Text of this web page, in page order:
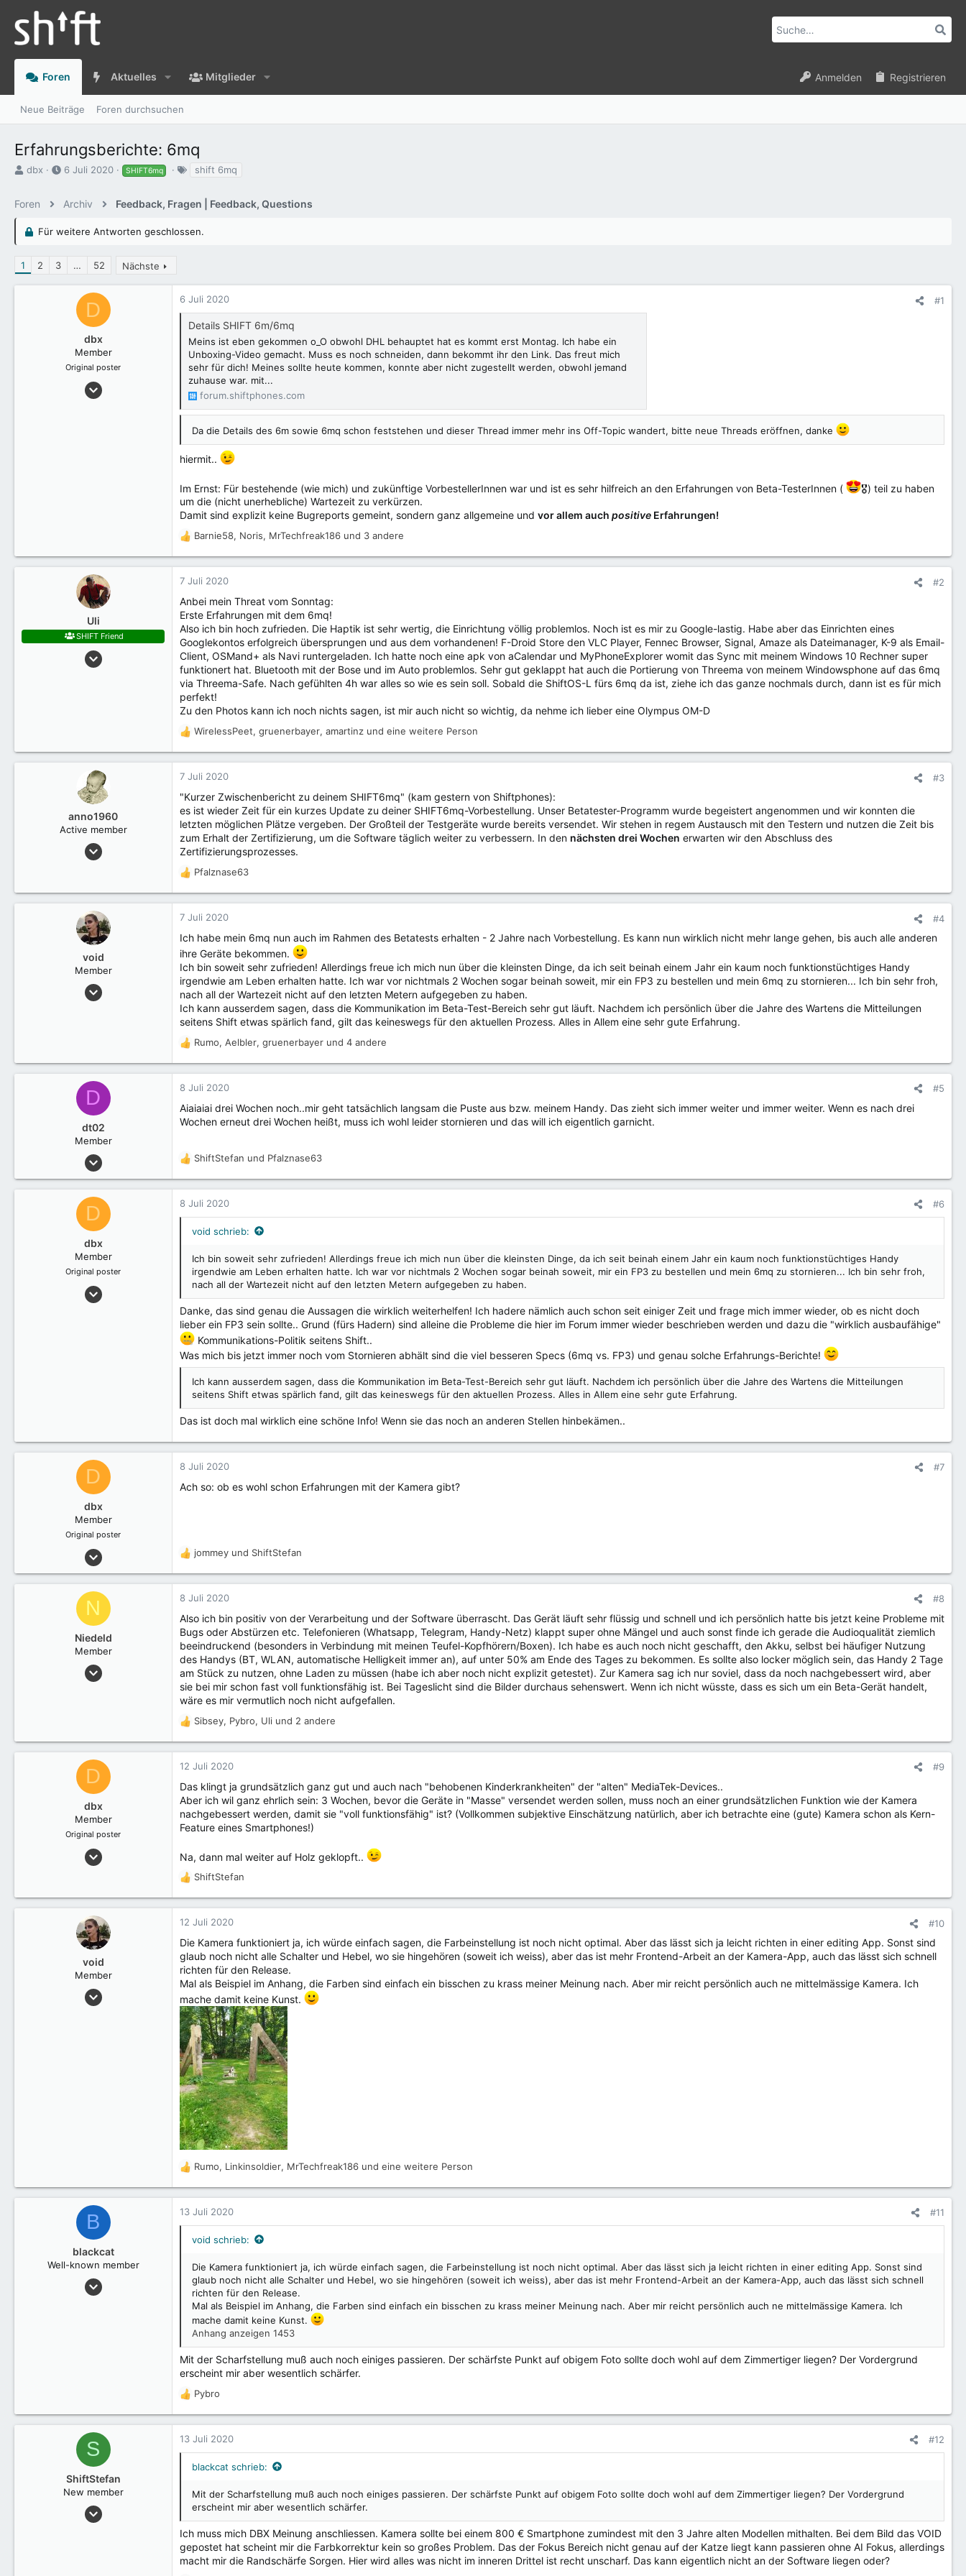
Foren Aktuelles Mitglieder Anmelden Registrieren
Neue Beiträge Foren durchsuchen
Erfahrungsberichte: 6mq
E
t
l
r
dbx
E
t
l
m
6 Juli 2020 SHIFT6mq
l
g
t
e
shift 6mq
Foren Archiv Feedback, Fragen | Feedback, Questions
Für weitere Antworten geschlossen.
1 2 3 … 52 Nächste
D
dbx
Member
Original poster
6 Juli 2020 #1
Details SHIFT 6m/6mq
Meins ist eben gekommen o_O obwohl DHL behauptet hat es kommt erst Montag. Ich habe ein
Unboxing-Video gemacht. Muss es noch schneiden, dann bekommt ihr den Link. Das freut mich
sehr für dich! Meines sollte heute kommen, konnte aber nicht zugestellt werden, obwohl jemand
zuhause war. mit...
forum.shiftphones.com
Da die Details des 6m sowie 6mq schon feststehen und dieser Thread immer mehr ins Off-Topic wandert, bitte neue Threads eröffnen, danke
hiermit..
Im Ernst: Für bestehende (wie mich) und zukünftige VorbestellerInnen war und ist es sehr hilfreich an den Erfahrungen von Beta-TesterInnen (
🎖) teil zu haben
um die (nicht unerhebliche) Wartezeit zu verkürzen.
Damit sind explizit keine Bugreports gemeint, sondern ganz allgemeine und vor allem auch positive Erfahrungen!
R
e
a
k
i
o
n
e
n
:
Barnie58, Noris, MrTechfreak186 und 3 andere
Uli
SHIFT Friend
23 August 2018
7 Juli 2020 #2
Anbei mein Threat vom Sonntag:
Erste Erfahrungen mit dem 6mq!
Also ich bin hoch zufrieden. Die Haptik ist sehr wertig, die Einrichtung völlig problemlos. Noch ist es mir zu Google-lastig. Habe aber das Einrichten eines
Googlekontos erfolgreich übersprungen und aus dem vorhandenen! F-Droid Store den VLC Player, Fennec Browser, Signal, Amaze als Dateimanager, K-9 als Email-
Client, OSMand+ als Navi runtergeladen. Ich hatte noch eine apk von aCalendar und MyPhoneExplorer womit das Sync mit meinem Windows 10 Rechner super
funktionert hat. Bluetooth mit der Bose und im Auto problemlos. Sehr gut geklappt hat auch die Portierung von Threema von meinem Windowsphone auf das 6mq
via Threema-Safe. Nach gefühlten 4h war alles so wie es sein soll. Sobald die ShiftOS-L fürs 6mq da ist, ziehe ich das ganze nochmals durch, dann ist es für mich
perfekt!
Zu den Photos kann ich noch nichts sagen, ist mir auch nicht so wichtig, da nehme ich lieber eine Olympus OM-D
R
e
a
k
o
n
e
n
WirelessPeet, gruenerbayer, amartinz und eine weitere Person
anno1960
Active member
7 Juli 2020 #3
"Kurzer Zwischenbericht zu deinem SHIFT6mq" (kam gestern von Shiftphones):
es ist wieder Zeit für ein kurzes Update zu deiner SHIFT6mq-Vorbestellung. Unser Betatester-Programm wurde begeistert angenommen und wir konnten die
letzten möglichen Plätze vergeben. Der Großteil der Testgeräte wurde bereits versendet. Wir stehen in regem Austausch mit den Testern und nutzen die Zeit bis
zum Erhalt der Zertifizierung, um die Software täglich weiter zu verbessern. In den nächsten drei Wochen erwarten wir den Abschluss des
Zertifizierungsprozesses.
R
e
a
k
i
o
n
e
n
:
Pfalznase63
void
Member
7 Juli 2020 #4
Ich habe mein 6mq nun auch im Rahmen des Betatests erhalten - 2 Jahre nach Vorbestellung. Es kann nun wirklich nicht mehr lange gehen, bis auch alle anderen
ihre Geräte bekommen.
Ich bin soweit sehr zufrieden! Allerdings freue ich mich nun über die kleinsten Dinge, da ich seit beinah einem Jahr ein kaum noch funktionstüchtiges Handy
irgendwie am Leben erhalten hatte. Ich war vor nichtmals 2 Wochen sogar beinah soweit, mir ein FP3 zu bestellen und mein 6mq zu stornieren... Ich bin sehr froh,
nach all der Wartezeit nicht auf den letzten Metern aufgegeben zu haben.
Ich kann ausserdem sagen, dass die Kommunikation im Beta-Test-Bereich sehr gut läuft. Nachdem ich persönlich über die Jahre des Wartens die Mitteilungen
seitens Shift etwas spärlich fand, gilt das keineswegs für den aktuellen Prozess. Alles in Allem eine sehr gute Erfahrung.
R
a
k
i
o
n
:
Rumo, Aelbler, gruenerbayer und 4 andere
D
dt02
Member
8 Juli 2020 #5
Aiaiaiai drei Wochen noch..mir geht tatsächlich langsam die Puste aus bzw. meinem Handy. Das zieht sich immer weiter und immer weiter. Wenn es nach drei
Wochen erneut drei Wochen heißt, muss ich wohl leider stornieren und das will ich eigentlich garnicht.
R
a
k
t
ShiftStefan und Pfalznase63
D
dbx
Member
Original poster
8 Juli 2020 #6
void schrieb:
Ich bin soweit sehr zufrieden! Allerdings freue ich mich nun über die kleinsten Dinge, da ich seit beinah einem Jahr ein kaum noch funktionstüchtiges Handy
irgendwie am Leben erhalten hatte. Ich war vor nichtmals 2 Wochen sogar beinah soweit, mir ein FP3 zu bestellen und mein 6mq zu stornieren... Ich bin sehr froh,
nach all der Wartezeit nicht auf den letzten Metern aufgegeben zu haben.
Danke, das sind genau die Aussagen die wirklich weiterhelfen! Ich hadere nämlich auch schon seit einiger Zeit und frage mich immer wieder, ob es nicht doch
lieber ein FP3 sein sollte.. Grund (fürs Hadern) sind alleine die Probleme die hier im Forum immer wieder beschrieben werden und dazu die "wirklich ausbaufähige"
Kommunikations-Politik seitens Shift..
Was mich bis jetzt immer noch vom Stornieren abhält sind die viel besseren Specs (6mq vs. FP3) und genau solche Erfahrungs-Berichte!
Ich kann ausserdem sagen, dass die Kommunikation im Beta-Test-Bereich sehr gut läuft. Nachdem ich persönlich über die Jahre des Wartens die Mitteilungen
seitens Shift etwas spärlich fand, gilt das keineswegs für den aktuellen Prozess. Alles in Allem eine sehr gute Erfahrung.
Das ist doch mal wirklich eine schöne Info! Wenn sie das noch an anderen Stellen hinbekämen..
D
dbx
Member
Original poster
8 Juli 2020 #7
Ach so: ob es wohl schon Erfahrungen mit der Kamera gibt?
R
e
a
k
i
o
n
e
n
:
jommey und ShiftStefan
N
Niedeld
Member
8 Juli 2020 #8
Also ich bin positiv von der Verarbeitung und der Software überrascht. Das Gerät läuft sehr flüssig und schnell und ich persönlich hatte bis jetzt keine Probleme mit
Bugs oder Abstürzen etc. Telefonieren (Whatsapp, Telegram, Handy-Netz) klappt super ohne Mängel und auch sonst finde ich gerade die Audioqualität ziemlich
beeindruckend (besonders in Verbindung mit meinen Teufel-Kopfhörern/Boxen). Ich habe es auch noch nicht geschafft, den Akku, selbst bei häufiger Nutzung
des Handys (BT, WLAN, automatische Helligkeit immer an), auf unter 50% am Ende des Tages zu bekommen. Es sollte also locker möglich sein, das Handy 2 Tage
am Stück zu nutzen, ohne Laden zu müssen (habe ich aber noch nicht explizit getestet). Zur Kamera sag ich nur soviel, dass da noch nachgebessert wird, aber
sie bei mir schon fast voll funktionsfähig ist. Bei Tageslicht sind die Bilder durchaus sehenswert. Wenn ich nicht wüsste, dass es sich um ein Beta-Gerät handelt,
wäre es mir vermutlich noch nicht aufgefallen.
R
e
a
k
i
o
n
e
:
Sibsey, Pybro, Uli und 2 andere
D
dbx
Member
Original poster
12 Juli 2020 #9
Das klingt ja grundsätzlich ganz gut und auch nach "behobenen Kinderkrankheiten" der "alten" MediaTek-Devices..
Aber ich wil ganz ehrlich sein: 3 Wochen, bevor die Geräte in "Masse" versendet werden sollen, muss noch an einer grundsätzlichen Funktion wie der Kamera
nachgebessert werden, damit sie "voll funktionsfähig" ist? (Vollkommen subjektive Einschätzung natürlich, aber ich betrachte eine (gute) Kamera schon als Kern-
Feature eines Smartphones!)
Na, dann mal weiter auf Holz geklopft..
R
e
a
k
i
o
n
e
n
:
ShiftStefan
void
Member
12 Juli 2020 #10
Die Kamera funktioniert ja, ich würde einfach sagen, die Farbeinstellung ist noch nicht optimal. Aber das lässt sich ja leicht richten in einer editing App. Sonst sind
glaub noch nicht alle Schalter und Hebel, wo sie hingehören (soweit ich weiss), aber das ist mehr Frontend-Arbeit an der Kamera-App, auch das lässt sich schnell
richten für den Release.
Mal als Beispiel im Anhang, die Farben sind einfach ein bisschen zu krass meiner Meinung nach. Aber mir reicht persönlich auch ne mittelmässige Kamera. Ich
mache damit keine Kunst.
R
e
a
k
t
Rumo, Linkinsoldier, MrTechfreak186 und eine weitere Person
B
blackcat
Well-known member
22 November 2018
13 Juli 2020 #11
void schrieb:
Die Kamera funktioniert ja, ich würde einfach sagen, die Farbeinstellung ist noch nicht optimal. Aber das lässt sich ja leicht richten in einer editing App. Sonst sind
glaub noch nicht alle Schalter und Hebel, wo sie hingehören (soweit ich weiss), aber das ist mehr Frontend-Arbeit an der Kamera-App, auch das lässt sich schnell
richten für den Release.
Mal als Beispiel im Anhang, die Farben sind einfach ein bisschen zu krass meiner Meinung nach. Aber mir reicht persönlich auch ne mittelmässige Kamera. Ich
mache damit keine Kunst.
Anhang anzeigen 1453
Mit der Scharfstellung muß auch noch einiges passieren. Der schärfste Punkt auf obigem Foto sollte doch wohl auf dem Zimmertiger liegen? Der Vordergrund
erscheint mir aber wesentlich schärfer.
R
e
a
k
t
:
Pybro
S
ShiftStefan
New member
13 Juli 2020 #12
blackcat schrieb:
Mit der Scharfstellung muß auch noch einiges passieren. Der schärfste Punkt auf obigem Foto sollte doch wohl auf dem Zimmertiger liegen? Der Vordergrund
erscheint mir aber wesentlich schärfer.
Ich muss mich DBX Meinung anschliessen. Kamera sollte bei einem 800 € Smartphone zumindest mit den 3 Jahre alten Modellen mithalten. Bei dem Bild das VOID
gepostet hat scheint mir die Farbkorrektur kein so großes Problem. Das der Fokus Bereich nicht genau auf der Katze liegt kann passieren ohne AI Fokus, allerdings
macht mir die Randschärfe Sorgen. Hier wird alles was nicht im inneren Drittel ist recht unscharf. Das kann eigentlich nicht an der Software liegen oder?